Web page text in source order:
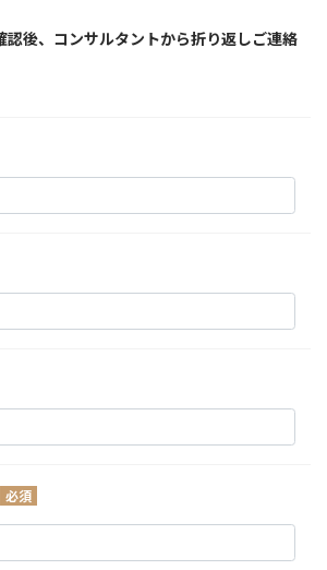
認後、コンサルタントから折り返しご連絡
必須